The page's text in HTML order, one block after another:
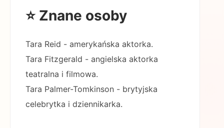
⭐ Znane osoby
Tara Reid - amerykańska aktorka.
Tara Fitzgerald - angielska aktorka
teatralna i filmowa.
Tara Palmer-Tomkinson - brytyjska
celebrytka i dziennikarka.